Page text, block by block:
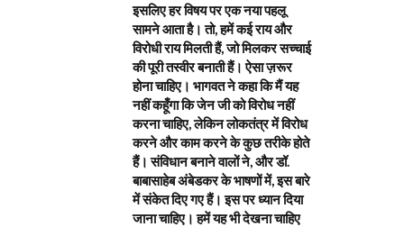
इसलिए हर विषय पर एक नया पहलू
सामने आता है। तो, हमें कई राय और
विरोधी राय मिलती हैं, जो मिलकर सच्चाई
की पूरी तस्वीर बनाती हैं। ऐसा ज़रूर
होना चाहिए। भागवत ने कहा कि मैं यह
नहीं कहूँगा कि जेन जी को विरोध नहीं
करना चाहिए, लेकिन लोकतंत्र में विरोध
करने और काम करने के कुछ तरीके होते
हैं। संविधान बनाने वालों ने, और डॉ.
बाबासाहेब अंबेडकर के भाषणों में, इस बारे
में संकेत दिए गए हैं। इस पर ध्यान दिया
जाना चाहिए। हमें यह भी देखना चाहिए